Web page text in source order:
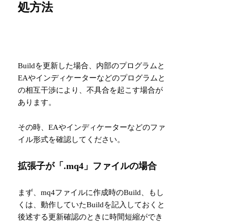
処方法
Buildを更新した場合、内部のプログラムと
EAやインディケーターなどのプログラムと
の相互干渉により、不具合を起こす場合が
あります。
その時、EAやインディケーターなどのファ
イル形式を確認してください。
拡張子が「.mq4」ファイルの場合
まず、mq4ファイルに作成時のBuild、もし
くは、動作していたBuildを記入しておくと
後述する更新確認のときに時間短縮ができ